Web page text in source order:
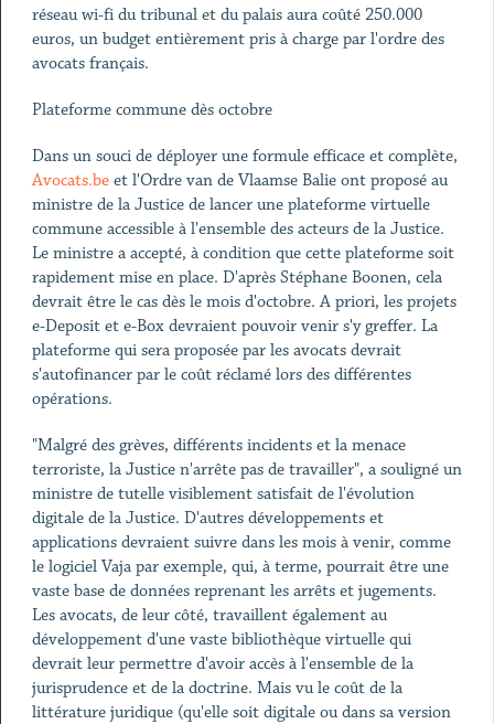
réseau wi-fi du tribunal et du palais aura coûté 250.000
euros, un budget entièrement pris à charge par l'ordre des
avocats français.
Plateforme commune dès octobre
Dans un souci de déployer une formule efficace et complète,
Avocats.beet l'Ordre van de Vlaamse Balie ont proposé au
ministre de la Justice de lancer une plateforme virtuelle
commune accessible à l'ensemble des acteurs de la Justice.
Le ministre a accepté, à condition que cette plateforme soit
rapidement mise en place. D'après Stéphane Boonen, cela
devrait être le cas dès le mois d'octobre. A priori, les projets
e-Deposit et e-Box devraient pouvoir venir s'y greffer. La
plateforme qui sera proposée par les avocats devrait
s'autofinancer par le coût réclamé lors des différentes
opérations.
"Malgré des grèves, différents incidents et la menace
terroriste, la Justice n'arrête pas de travailler", a souligné un
ministre de tutelle visiblement satisfait de l'évolution
digitale de la Justice. D'autres développements et
applications devraient suivre dans les mois à venir, comme
le logiciel Vaja par exemple, qui, à terme, pourrait être une
vaste base de données reprenant les arrêts et jugements.
Les avocats, de leur côté, travaillent également au
développement d'une vaste bibliothèque virtuelle qui
devrait leur permettre d'avoir accès à l'ensemble de la
jurisprudence et de la doctrine. Mais vu le coût de la
littérature juridique (qu'elle soit digitale ou dans sa version